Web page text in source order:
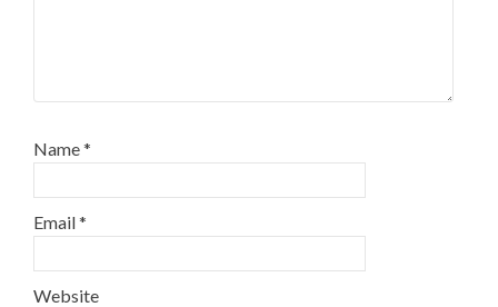
Name*
Email*
Website